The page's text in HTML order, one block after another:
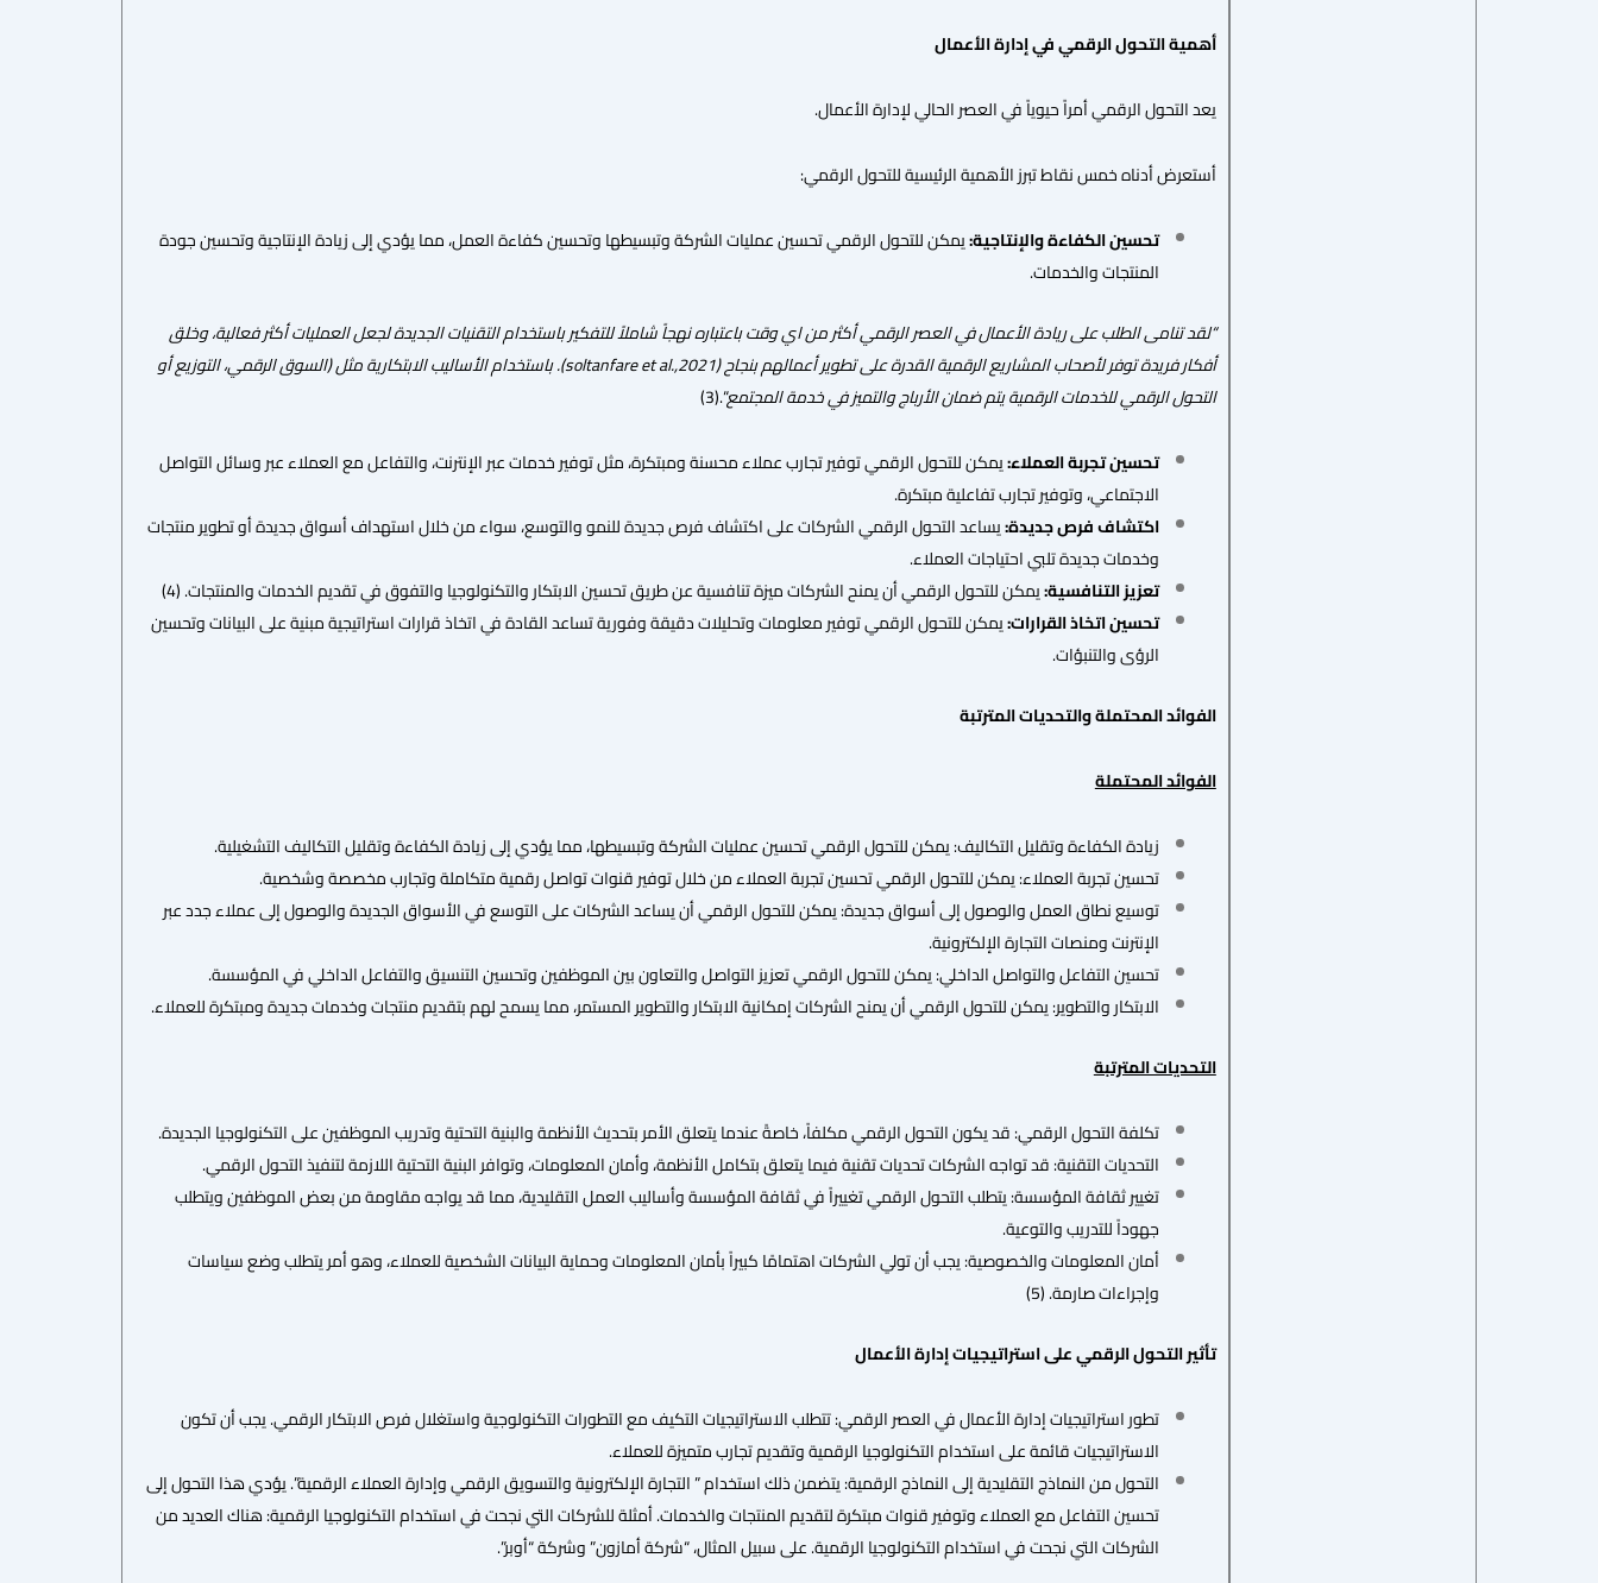
أهمية التحول الرقمي في إدارة الأعمال
يعد التحول الرقمي أمراً حيوياً في العصر الحالي لإدارة الأعمال.
أستعرض أدناه خمس نقاط تبرز الأهمية الرئيسية للتحول الرقمي:
تحسين الكفاءة والإنتاجية:يمكن للتحول الرقمي تحسين عمليات الشركة وتبسيطها وتحسين كفاءة العمل، مما يؤدي إلى زيادة الإنتاجية وتحسين جودة
المنتجات والخدمات.
“لقد تنامى الطلب على ريادة الأعمال في العصر الرقمي أكثر من اي وقت باعتباره نهجاً شاملاً للتفكير باستخدام التقنيات الجديدة لجعل العمليات أكثر فعالية، وخلق
أفكار فريدة توفر لأصحاب المشاريع الرقمية القدرة على تطوير أعمالهم بنجاح(soltanfare et al.,2021)
. باستخدام الأساليب الابتكارية مثل (السوق الرقمي، التوزيع أو
التحول الرقمي للخدمات الرقمية يتم ضمان الأرباج والتميز في خدمة المجتمع“.(3)
تحسين تجربة العملاء:يمكن للتحول الرقمي توفير تجارب عملاء محسنة ومبتكرة، مثل توفير خدمات عبر الإنترنت، والتفاعل مع العملاء عبر وسائل التواصل
الاجتماعي، وتوفير تجارب تفاعلية مبتكرة.
اكتشاف فرص جديدة:يساعد التحول الرقمي الشركات على اكتشاف فرص جديدة للنمو والتوسع، سواء من خلال استهداف أسواق جديدة أو تطوير منتجات
وخدمات جديدة تلبي احتياجات العملاء.
تعزيز التنافسية:يمكن للتحول الرقمي أن يمنح الشركات ميزة تنافسية عن طريق تحسين الابتكار والتكنولوجيا والتفوق في تقديم الخدمات والمنتجات. (4)
تحسين اتخاذ القرارات:يمكن للتحول الرقمي توفير معلومات وتحليلات دقيقة وفورية تساعد القادة في اتخاذ قرارات استراتيجية مبنية على البيانات وتحسين
الرؤى والتنبؤات.
الفوائد المحتملة والتحديات المترتبة
الفوائد المحتملة
زيادة الكفاءة وتقليل التكاليف: يمكن للتحول الرقمي تحسين عمليات الشركة وتبسيطها، مما يؤدي إلى زيادة الكفاءة وتقليل التكاليف التشغيلية.
تحسين تجربة العملاء: يمكن للتحول الرقمي تحسين تجربة العملاء من خلال توفير قنوات تواصل رقمية متكاملة وتجارب مخصصة وشخصية.
توسيع نطاق العمل والوصول إلى أسواق جديدة: يمكن للتحول الرقمي أن يساعد الشركات على التوسع في الأسواق الجديدة والوصول إلى عملاء جدد عبر
الإنترنت ومنصات التجارة الإلكترونية.
تحسين التفاعل والتواصل الداخلي: يمكن للتحول الرقمي تعزيز التواصل والتعاون بين الموظفين وتحسين التنسيق والتفاعل الداخلي في المؤسسة.
الابتكار والتطوير: يمكن للتحول الرقمي أن يمنح الشركات إمكانية الابتكار والتطوير المستمر، مما يسمح لهم بتقديم منتجات وخدمات جديدة ومبتكرة للعملاء.
التحديات المترتبة
تكلفة التحول الرقمي: قد يكون التحول الرقمي مكلفاً، خاصةً عندما يتعلق الأمر بتحديث الأنظمة والبنية التحتية وتدريب الموظفين على التكنولوجيا الجديدة.
التحديات التقنية: قد تواجه الشركات تحديات تقنية فيما يتعلق بتكامل الأنظمة، وأمان المعلومات، وتوافر البنية التحتية اللازمة لتنفيذ التحول الرقمي.
تغيير ثقافة المؤسسة: يتطلب التحول الرقمي تغييراً في ثقافة المؤسسة وأساليب العمل التقليدية، مما قد يواجه مقاومة من بعض الموظفين ويتطلب
جهوداً للتدريب والتوعية.
أمان المعلومات والخصوصية: يجب أن تولي الشركات اهتمامًا كبيراً بأمان المعلومات وحماية البيانات الشخصية للعملاء، وهو أمر يتطلب وضع سياسات
وإجراءات صارمة. (5)
تأثير التحول الرقمي على استراتيجيات إدارة الأعمال
تطور استراتيجيات إدارة الأعمال في العصر الرقمي: تتطلب الاستراتيجيات التكيف مع التطورات التكنولوجية واستغلال فرص الابتكار الرقمي. يجب أن تكون
الاستراتيجيات قائمة على استخدام التكنولوجيا الرقمية وتقديم تجارب متميزة للعملاء.
التحول من النماذج التقليدية إلى النماذج الرقمية: يتضمن ذلك استخدام ” التجارة الإلكترونية والتسويق الرقمي وإدارة العملاء الرقمية”. يؤدي هذا التحول إلى
تحسين التفاعل مع العملاء وتوفير قنوات مبتكرة لتقديم المنتجات والخدمات. أمثلة للشركات التي نجحت في استخدام التكنولوجيا الرقمية: هناك العديد من
الشركات التي نجحت في استخدام التكنولوجيا الرقمية. على سبيل المثال، “شركة أمازون” وشركة “أوبر”.